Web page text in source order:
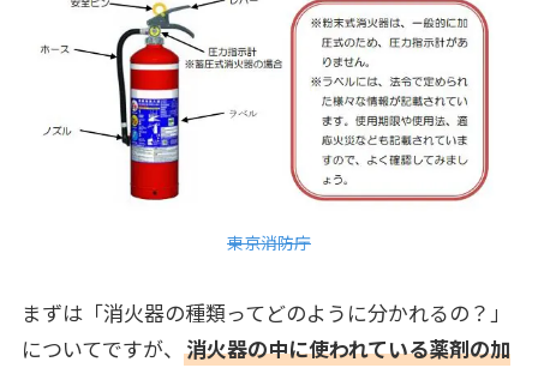
東京消防庁
まずは「消火器の種類ってどのように分かれるの？」
についてですが、 消火器の中に使われている薬剤の加